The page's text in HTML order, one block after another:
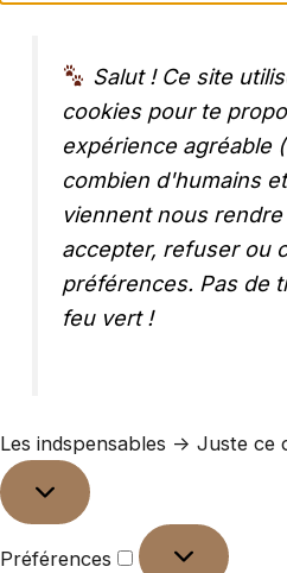
Salut ! Ce site
cookies pour te
expérience agréable
combien d'humains
viennent nous
accepter, refuser ou
préférences. Pas de
feu vert !
Les indspensables -> Juste ce
Préférences